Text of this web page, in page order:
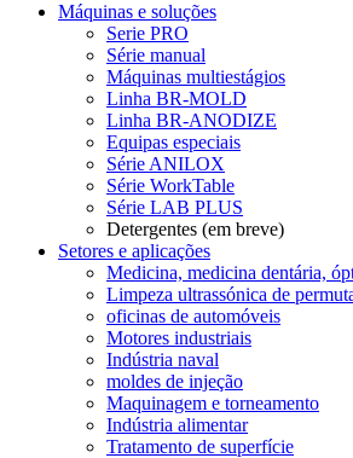
Máquinas e soluções
Serie PRO
Série manual
Máquinas multiestágios
Linha BR-MOLD
Linha BR-ANODIZE
Equipas especiais
Série ANILOX
Série WorkTable
Série LAB PLUS
Detergentes (em breve)
Setores e aplicações
Medicina, medicina dentária,
Limpeza ultrassónica de
oficinas de automóveis
Motores industriais
Indústria naval
moldes de injeção
Maquinagem e torneamento
Indústria alimentar
Tratamento de superfície